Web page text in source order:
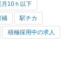
月10ｈ以下
補 駅チカ
積極採用中の求人